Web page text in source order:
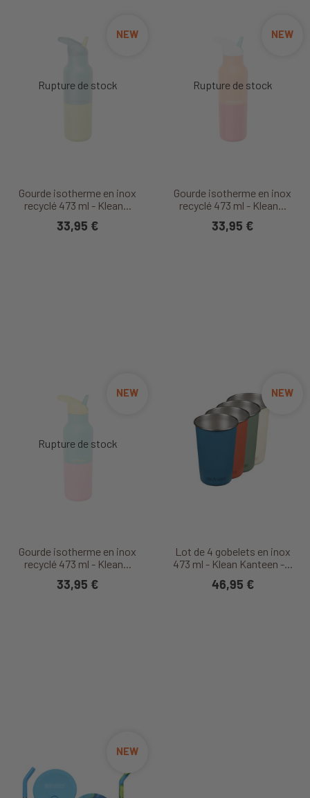
Gourde isotherme en inox
recyclé 473 ml - Klean...
NEW
33,95 €
Gourde isotherme en inox
recyclé 473 ml - Klean...
NEW
33,95 €
Gourde isotherme en inox
recyclé 473 ml - Klean...
NEW
33,95 €
Lot de 4 gobelets en inox
473 ml - Klean Kanteen -...
NEW
46,95 €
NEW